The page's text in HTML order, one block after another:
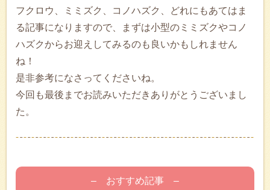
フクロウ、ミミズク、コノハズク、どれにもあてはま
る記事になりますので、まずは小型のミミズクやコノ
ハズクからお迎えしてみるのも良いかもしれません
ね！
是非参考になさってくださいね。
今回も最後までお読みいただきありがとうございまし
た。
– おすすめ記事 –